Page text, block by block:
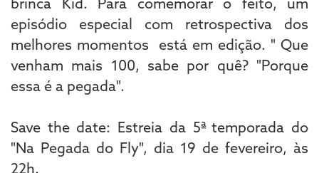
episódio especial com retrospectiva dos
melhores momentos está em edição. " Que
venham mais 100, sabe por quê? "Porque
essa é a pegada".
Save the date: Estreia da 5ª temporada do
"Na Pegada do Fly", dia 19 de fevereiro, às
22h.